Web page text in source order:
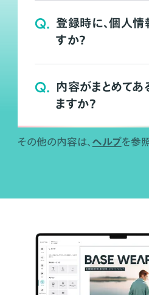
Q. 登録時に、個人
すか？
Q. 内容がまとめてあ
ますか？
その他の内容は、 ヘルプを参